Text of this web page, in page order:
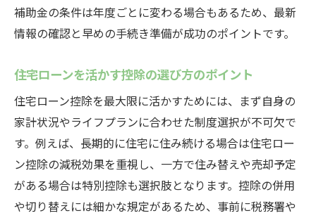
補助金の条件は年度ごとに変わる場合もあるため、最新
情報の確認と早めの手続き準備が成功のポイントです。
住宅ローンを活かす控除の選び方のポイント
住宅ローン控除を最大限に活かすためには、まず自身の
家計状況やライフプランに合わせた制度選択が不可欠で
す。例えば、長期的に住宅に住み続ける場合は住宅ロー
ン控除の減税効果を重視し、一方で住み替えや売却予定
がある場合は特別控除も選択肢となります。控除の併用
や切り替えには細かな規定があるため、事前に税務署や